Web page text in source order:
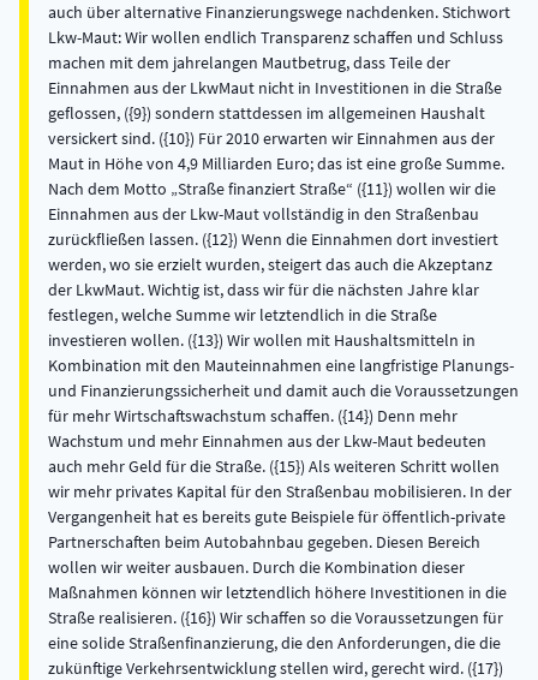
auch über alternative Finanzierungswege nachdenken. Stichwort
Lkw-Maut: Wir wollen endlich Transparenz schaffen und Schluss
machen mit dem jahrelangen Mautbetrug, dass Teile der
Einnahmen aus der LkwMaut nicht in Investitionen in die Straße
geflossen, ({9}) sondern stattdessen im allgemeinen Haushalt
versickert sind. ({10}) Für 2010 erwarten wir Einnahmen aus der
Maut in Höhe von 4,9 Milliarden Euro; das ist eine große Summe.
Nach dem Motto „Straße finanziert Straße“ ({11}) wollen wir die
Einnahmen aus der Lkw-Maut vollständig in den Straßenbau
zurückfließen lassen. ({12}) Wenn die Einnahmen dort investiert
werden, wo sie erzielt wurden, steigert das auch die Akzeptanz
der LkwMaut. Wichtig ist, dass wir für die nächsten Jahre klar
festlegen, welche Summe wir letztendlich in die Straße
investieren wollen. ({13}) Wir wollen mit Haushaltsmitteln in
Kombination mit den Mauteinnahmen eine langfristige Planungs-
und Finanzierungssicherheit und damit auch die Voraussetzungen
für mehr Wirtschaftswachstum schaffen. ({14}) Denn mehr
Wachstum und mehr Einnahmen aus der Lkw-Maut bedeuten
auch mehr Geld für die Straße. ({15}) Als weiteren Schritt wollen
wir mehr privates Kapital für den Straßenbau mobilisieren. In der
Vergangenheit hat es bereits gute Beispiele für öffentlich-private
Partnerschaften beim Autobahnbau gegeben. Diesen Bereich
wollen wir weiter ausbauen. Durch die Kombination dieser
Maßnahmen können wir letztendlich höhere Investitionen in die
Straße realisieren. ({16}) Wir schaffen so die Voraussetzungen für
eine solide Straßenfinanzierung, die den Anforderungen, die die
zukünftige Verkehrsentwicklung stellen wird, gerecht wird. ({17})